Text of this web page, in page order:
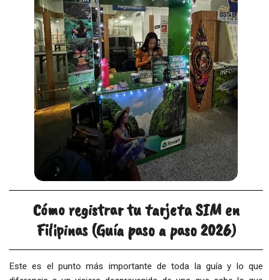
Cómo registrar tu tarjeta SIM en
Filipinas (Guía paso a paso 2026)
Este es el punto más importante de toda la guía y lo que